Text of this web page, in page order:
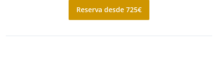
Reserva desde 725€